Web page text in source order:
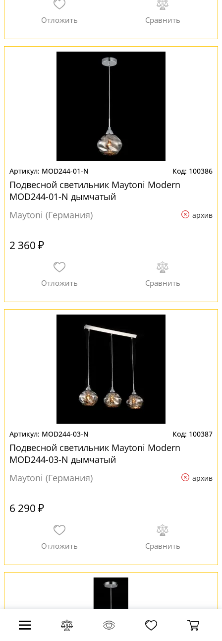
MOD244-01-N 100386
Подвесной светильник Maytoni Modern
MOD244-01-N дымчатый
Maytoni (Германия)
архив
2 360 ₽
MOD244-03-N 100387
Подвесной светильник Maytoni Modern
MOD244-03-N дымчатый
Maytoni (Германия)
архив
6 290 ₽